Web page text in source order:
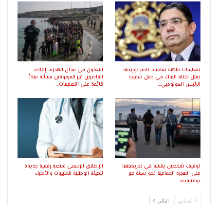
بتعليمات ملكية سامية.. ناصر بوريطة
يمثل جلالة الملك في حفل تنصيب
الرئيس الكولومبي…
التعاون في مجال الهجرة.. إعادة
القاصرين غير المرفوقين مسألة مبدأ
قائمة على التعليمات…
توقيف شخصين يشتبه في تحريضهما
على الهجرة الجماعية نحو سبتة عبر
«واتساب»
الإطلاق الرسمي لمنصة رقمية جديدة
للهيئة الوطنية للطبيبات والأطباء
السابق التالي